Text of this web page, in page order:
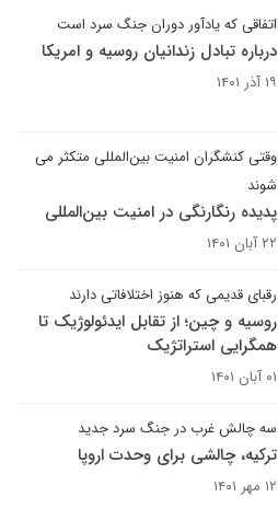
اتفاقی که یادآور دوران جنگ سرد است
درباره تبادل زندانیان روسیه و امریکا
۱۹ آذر ۱۴۰۱
وقتی کنشگران امنیت بین‌المللی متکثر می
شوند
پدیده رنگارنگی در امنیت بین‌المللی
۲۲ آبان ۱۴۰۱
رقبای قدیمی که هنوز اختلافاتی دارند
روسیه و چین؛ از تقابل ایدئولوژیک تا
همگرایی استراتژیک
۰۱ آبان ۱۴۰۱
سه چالش غرب در جنگ سرد جدید
ترکیه، چالشی برای وحدت اروپا
۱۲ مهر ۱۴۰۱